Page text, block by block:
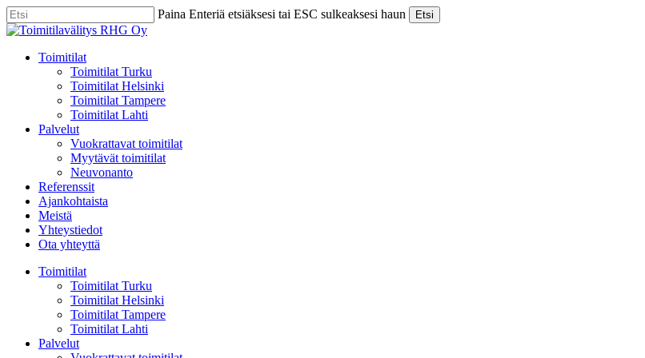
Skip
to
content
Paina Enteriä etsiäksesi tai ESC sulkeaksesi haun Etsi
Close
Menu
Toimitilat
Toimitilat Turku
Toimitilat Helsinki
Toimitilat Tampere
Toimitilat Lahti
Palvelut
Vuokrattavat toimitilat
Myytävät toimitilat
Neuvonanto
Referenssit
Ajankohtaista
Meistä
Yhteystiedot
Ota yhteyttä
Toimitilat
Toimitilat Turku
Toimitilat Helsinki
Toimitilat Tampere
Toimitilat Lahti
Palvelut